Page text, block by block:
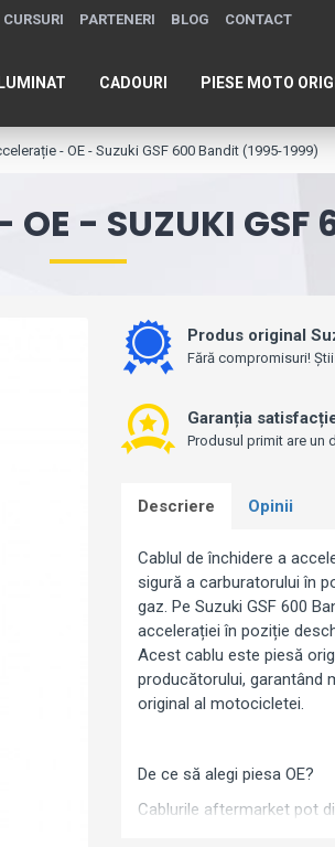
CURSURI PARTENERI BLOG CONTACT
CADOURI PIESE MOTO
- OE - Suzuki GSF 600 Bandit (1995-1999)
OE - SUZUKI
Garanția
Produsul primit are un
Produs original
Fără compromisuri!
Descriere Opinii
Cablul de închidere a
sigură a carburatorului în
gaz. Pe Suzuki GSF 600
accelerației în poziție
Acest cablu este piesă
producătorului, garantând
original al motocicletei.
De ce să alegi piesa OE?
Cablurile aftermarket pot